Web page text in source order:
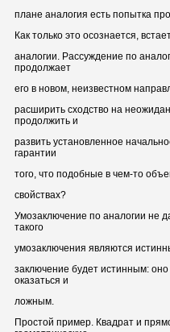
плане аналогия есть попытка
Как только это осознается,
аналогии. Рассуждение по
продолжает
его в новом, неизвестном
расширить сходство на
продолжить и
развить установленное
гарантии
того, что подобные в чем-то
свойствах?
Умозаключение по аналогии не
такого
умозаключения являются
заключение будет истинным:
оказаться и
ложным.
Простой пример. Квадрат и